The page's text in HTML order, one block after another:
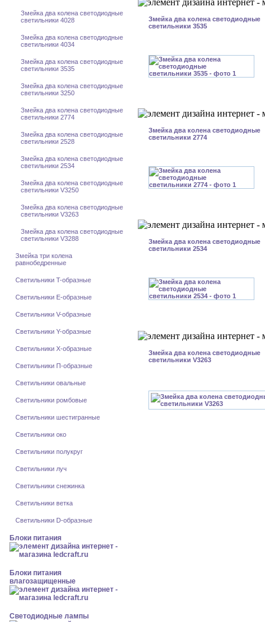
Змейка два колена светодиодные
светильники 4028
Змейка два колена светодиодные
светильники 4034
Змейка два колена светодиодные
светильники 3535
Змейка два колена светодиодные
светильники 3250
Змейка два колена светодиодные
светильники 2774
Змейка два колена светодиодные
светильники 2528
Змейка два колена светодиодные
светильники 2534
Змейка два колена светодиодные
светильники V3250
Змейка два колена светодиодные
светильники V3263
Змейка два колена светодиодные
светильники V3288
Змейка три колена
равнобедренные
Светильники T-образные
Светильники E-образные
Светильники V-образные
Светильники Y-образные
Светильники X-образные
Светильники П-образные
Светильники овальные
Светильники ромбовые
Светильники шестигранные
Светильники око
Светильники полукруг
Светильники луч
Светильники снежинка
Светильники ветка
Светильники D-образные
Блоки питания
Блоки питания
влагозащищенные
Светодиодные лампы
Змейка два колена светодиодные
светильники 3535
Змейка два колена светодиодные
светильники 2774
Змейка два колена светодиодные
светильники 2534
Змейка два колена светодиодные
светильники V3263